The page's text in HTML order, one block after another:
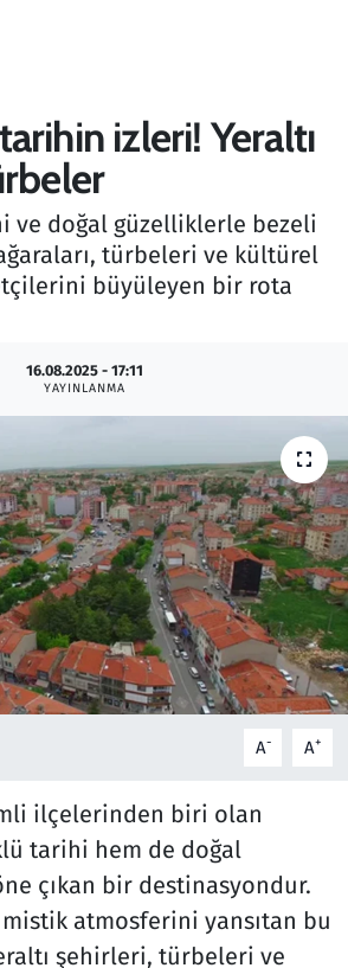
izleri! Yeraltı
ve doğal güzelliklerle bezeli
türbeleri ve kültürel
büyüleyen bir rota
16.08.2025 - 17:11
YAYINLANMA
A- A+
ilçelerinden biri olan
tarihi hem de doğal
çıkan bir destinasyondur.
atmosferini yansıtan bu
şehirleri, türbeleri ve